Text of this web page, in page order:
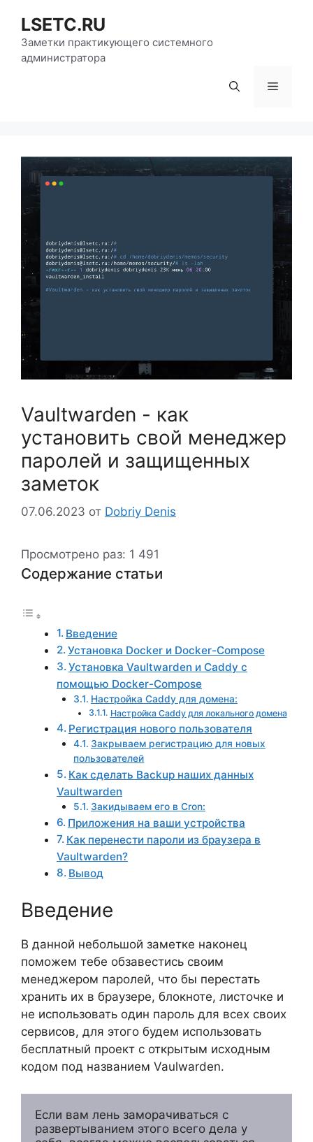
содержимому
LSETC.RU
Заметки практикующего системного
администратора
Меню
Vaultwarden - как
установить свой менеджер
паролей и защищенных
заметок
07.06.2023 от Dobriy Denis
Просмотрено раз: 1 491
Содержание статьи
Введение
Установка Docker и Docker-Compose
Установка Vaultwarden и Caddy с
помощью Docker-Compose
Настройка Caddy для домена:
Настройка Caddy для локального домена
Регистрация нового пользователя
Закрываем регистрацию для новых
пользователей
Как сделать Backup наших данных
Vaultwarden
Закидываем его в Cron:
Приложения на ваши устройства
Как перенести пароли из браузера в
Vaultwarden?
Вывод
Введение
В данной небольшой заметке наконец
поможем тебе обзавестись своим
менеджером паролей, что бы перестать
хранить их в браузере, блокноте, листочке и
не использовать один пароль для всех своих
сервисов, для этого будем использовать
бесплатный проект с открытым исходным
кодом под названием Vaulwarden.
Если вам лень заморачиваться с
развертыванием этого всего дела у